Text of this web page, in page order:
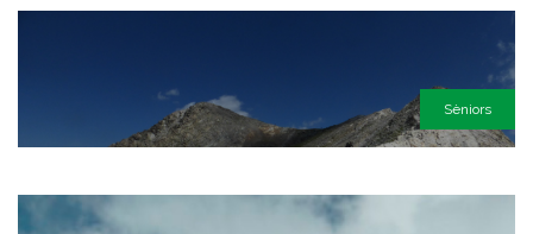
Sèniors